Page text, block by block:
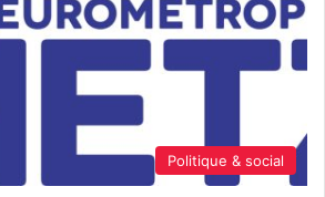
Politique & social